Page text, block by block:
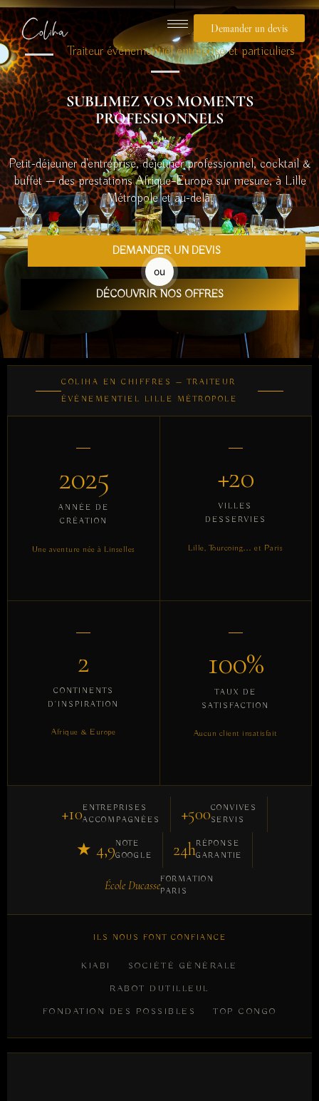
Aller
au
contenu
Demander un devis
Traiteur événementiel entreprise et particuliers
SUBLIMEZ VOS MOMENTS
PROFESSIONNELS
Petit-déjeuner d'entreprise, déjeuner professionnel, cocktail &
buffet — des prestations Afrique–Europe sur mesure, à Lille
Métropole et au-delà.
DEMANDER UN DEVIS
ou
DÉCOUVRIR NOS OFFRES
COLIHA EN CHIFFRES — TRAITEUR
ÉVÉNEMENTIEL LILLE MÉTROPOLE
2025
ANNÉE DE
CRÉATION
Une aventure née à Linselles
+20
VILLES
DESSERVIES
Lille, Tourcoing… et Paris
2
CONTINENTS
D'INSPIRATION
Afrique & Europe
100%
TAUX DE
SATISFACTION
Aucun client insatisfait
+10ENTREPRISES
ACCOMPAGNÉES
+500CONVIVES
SERVIS
★ 4,9NOTE
GOOGLE
24hRÉPONSE
GARANTIE
École DucasseFORMATION
PARIS
ILS NOUS FONT CONFIANCE
KIABI SOCIÉTÉ GÉNÉRALE
RABOT DUTILLEUL
FONDATION DES POSSIBLES TOP CONGO